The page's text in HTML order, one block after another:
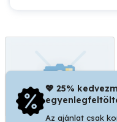
💖 25%
Az ajánlat csak